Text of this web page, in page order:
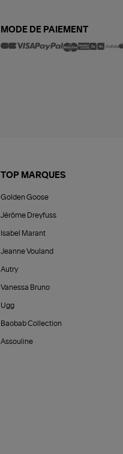
MODE DE PAIEMENT
TOP MARQUES
Golden Goose
Jérôme Dreyfuss
Isabel Marant
Jeanne Vouland
Autry
Vanessa Bruno
Ugg
Baobab Collection
Assouline